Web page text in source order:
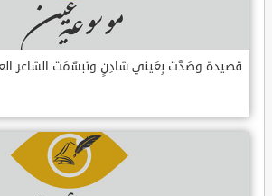
قصيدة وصَدَّت بِعَيني شادِنٍ وتبسّمَت الشاعر